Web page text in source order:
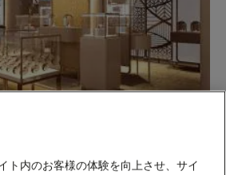
Queen Anne | ©Sybille de Margerie - Paris
of pre-loved
ト内のお客様の体験を向上させ、サイ